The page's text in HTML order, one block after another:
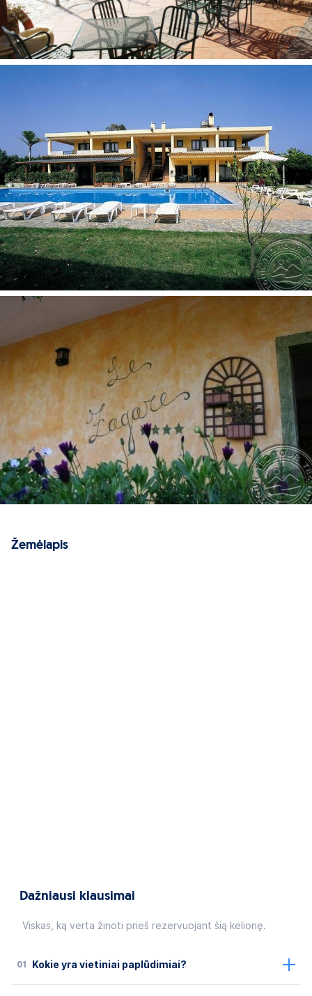
Žemėlapis
Dažniausi klausimai
Viskas, ką verta žinoti prieš rezervuojant šią kelionę.
01 Kokie yra vietiniai paplūdimiai?